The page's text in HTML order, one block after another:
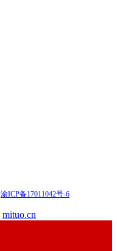
渝ICP备17011042号-6
mituo.cn